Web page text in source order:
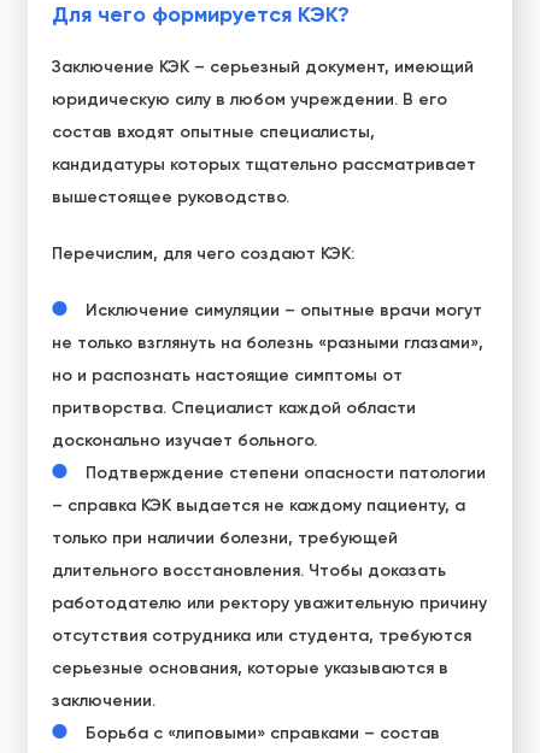
Для чего формируется КЭК?
Заключение КЭК – серьезный документ, имеющий
юридическую силу в любом учреждении. В его
состав входят опытные специалисты,
кандидатуры которых тщательно рассматривает
вышестоящее руководство.
Перечислим, для чего создают КЭК:
Исключение симуляции – опытные врачи могут
не только взглянуть на болезнь «разными глазами»,
но и распознать настоящие симптомы от
притворства. Специалист каждой области
досконально изучает больного.
Подтверждение степени опасности патологии
– справка КЭК выдается не каждому пациенту, а
только при наличии болезни, требующей
длительного восстановления. Чтобы доказать
работодателю или ректору уважительную причину
отсутствия сотрудника или студента, требуются
серьезные основания, которые указываются в
заключении.
Борьба с «липовыми» справками – состав